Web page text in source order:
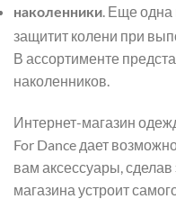
наколенники. Еще одна
защитит колени при
В ассортименте
наколенников.
Интернет-магазин
For Dance дает
вам аксессуары,
магазина устроит